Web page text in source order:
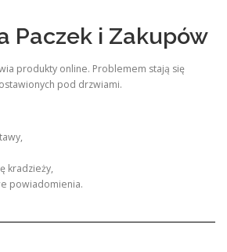
Paczek i Zakupów
produkty online. Problemem stają się
pod drzwiami.
kradzieży,
powiadomienia.